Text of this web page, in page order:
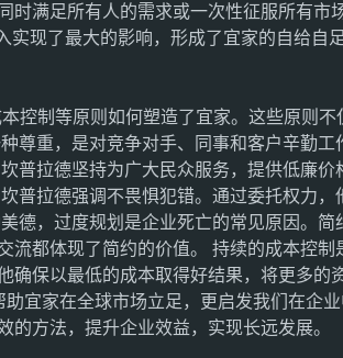
时满足所有人的需求或一次性征服所有市
实现了最大的影响，形成了宜家的自给自
控制等原则如何塑造了宜家。这些原则不
尊重，是对竞争对手、同事和客户辛勤工
普拉德坚持为广大民众服务，提供低廉价
普拉德强调不畏惧犯错。通过委托权力，
德，过度规划是企业死亡的常见原因。简
都体现了简约的价值。 持续的成本控制
保以最低的成本取得好结果，将更多的
宜家在全球市场立足，更启发我们在企
的方法，提升企业效益，实现长远发展。